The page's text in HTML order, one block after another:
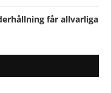
får allvarliga